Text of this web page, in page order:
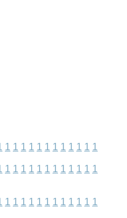
1 1 1 1 1 1 1 1 1 1 1 1
1 1 1 1 1 1 1 1 1 1 1 1
1 1 1 1 1 1 1 1 1 1 1 1